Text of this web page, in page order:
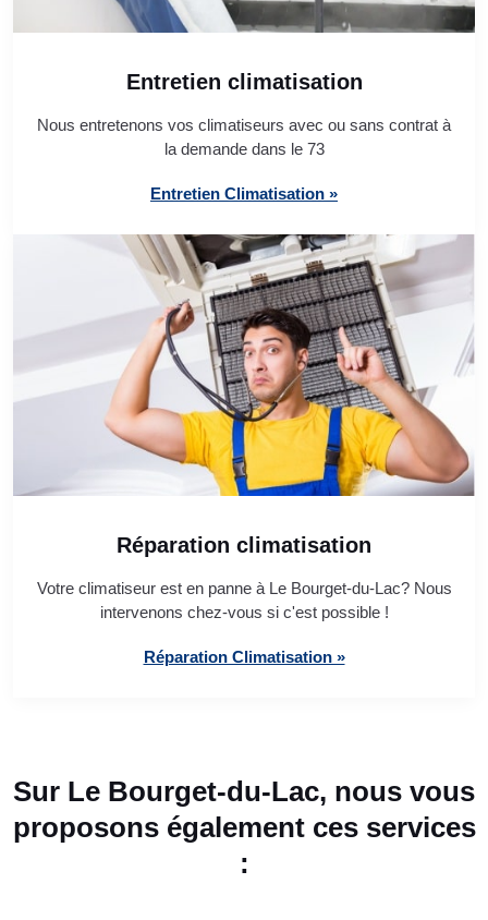
Entretien climatisation
Nous entretenons vos climatiseurs avec ou sans contrat à
la demande dans le 73
Entretien Climatisation »
Réparation climatisation
Votre climatiseur est en panne à Le Bourget-du-Lac? Nous
intervenons chez-vous si c'est possible !
Réparation Climatisation »
Sur Le Bourget-du-Lac, nous vous
proposons également ces services
: